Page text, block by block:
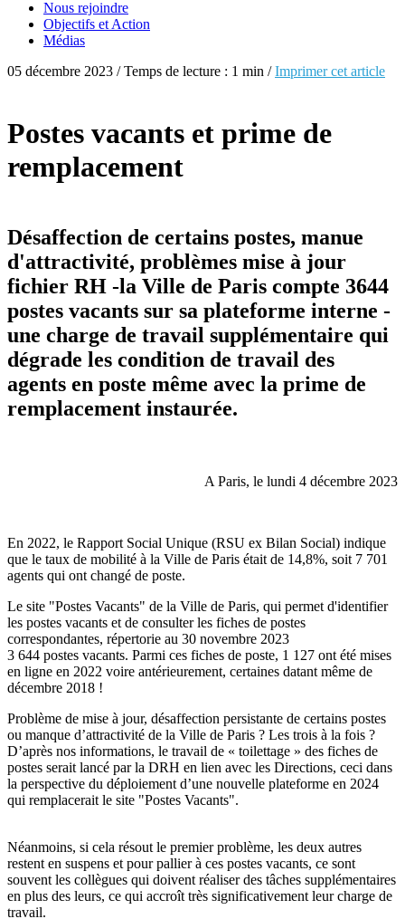
Nous rejoindre
Objectifs et Action
Médias
05 décembre 2023 / Temps de lecture : 1 min /Imprimer cet article
Postes vacants et prime de
remplacement
Désaffection de certains postes, manue
d'attractivité, problèmes mise à jour
fichier RH -la Ville de Paris compte 3644
postes vacants sur sa plateforme interne -
une charge de travail supplémentaire qui
dégrade les condition de travail des
agents en poste même avec la prime de
remplacement instaurée.
A Paris, le lundi 4 décembre 2023
En 2022, le Rapport Social Unique (RSU ex Bilan Social) indique
que le taux de mobilité à la Ville de Paris était de 14,8%, soit 7 701
agents qui ont changé de poste.
Le site "Postes Vacants" de la Ville de Paris, qui permet d'identifier
les postes vacants et de consulter les fiches de postes
correspondantes, répertorie au 30 novembre 2023
3 644 postes vacants. Parmi ces fiches de poste, 1 127 ont été mises
en ligne en 2022 voire antérieurement, certaines datant même de
décembre 2018 !
Problème de mise à jour, désaffection persistante de certains postes
ou manque d’attractivité de la Ville de Paris ? Les trois à la fois ?
D’après nos informations, le travail de « toilettage » des fiches de
postes serait lancé par la DRH en lien avec les Directions, ceci dans
la perspective du déploiement d’une nouvelle plateforme en 2024
qui remplacerait le site "Postes Vacants".
Néanmoins, si cela résout le premier problème, les deux autres
restent en suspens et pour pallier à ces postes vacants, ce sont
souvent les collègues qui doivent réaliser des tâches supplémentaires
en plus des leurs, ce qui accroît très significativement leur charge de
travail.